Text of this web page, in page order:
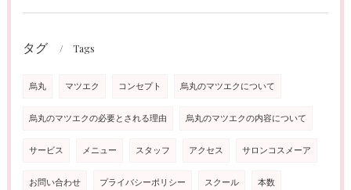
タグ Tags
烏丸 マツエク コンセプト 烏丸のマツエクについて
烏丸のマツエクの必要とされる理由 烏丸のマツエクの内容について
サービス メニュー スタッフ アクセス サロンコスメーア
お問い合わせ プライバシーポリシー スクール 本数